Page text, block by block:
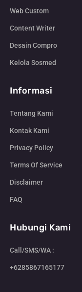
Web Custom
Content Writer
Desain Compro
Kelola Sosmed
Informasi
Tentang Kami
Kontak Kami
Privacy Policy
Terms Of Service
Disclaimer
FAQ
Hubungi Kami
Call/SMS/WA :
+6285867165177